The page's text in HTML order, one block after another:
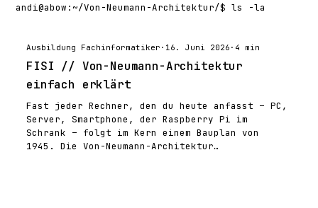
andi@abow :~/Von-Neumann-Architektur/$ ls -la
Ausbildung Fachinformatiker · 16. Juni 2026 · 4 min
FISI // Von-Neumann-Architektur
einfach erklärt
Fast jeder Rechner, den du heute anfasst – PC,
Server, Smartphone, der Raspberry Pi im
Schrank – folgt im Kern einem Bauplan von
1945. Die Von-Neumann-Architektur…